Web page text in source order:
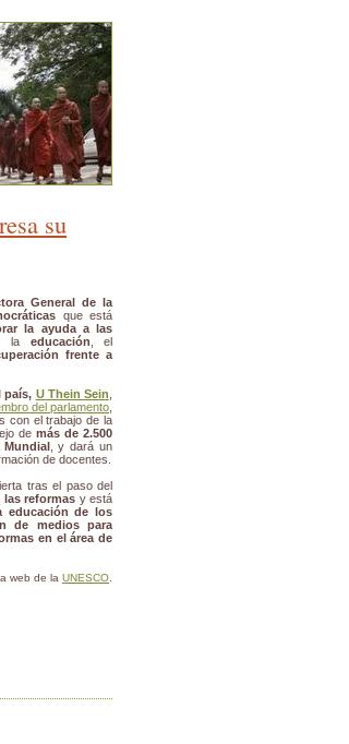
su
General de la
que está
la ayuda a las
la educación , el
frente a
país, U Thein Sein
del parlamento
con el trabajo de la
de más de 2.500
, y dará un
de docentes.
tras el paso del
reformas y está
educación de los
de medios para
en el área de
web de la UNESCO